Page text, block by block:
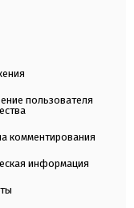
пользователя
комментирования
информация